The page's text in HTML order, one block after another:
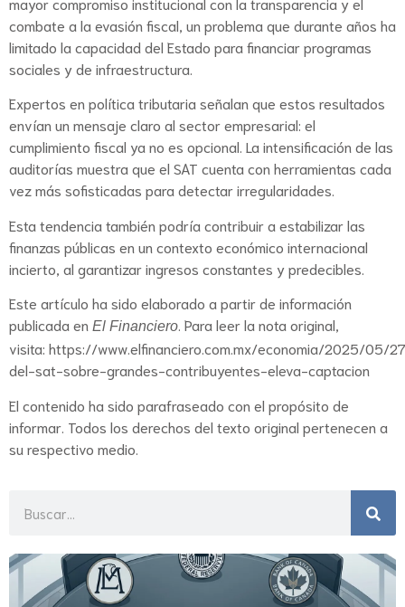
combate a la evasión fiscal, un problema que durante años ha
limitado la capacidad del Estado para financiar programas
sociales y de infraestructura.
Expertos en política tributaria señalan que estos resultados
envían un mensaje claro al sector empresarial: el
cumplimiento fiscal ya no es opcional. La intensificación de las
auditorías muestra que el SAT cuenta con herramientas cada
vez más sofisticadas para detectar irregularidades.
Esta tendencia también podría contribuir a estabilizar las
finanzas públicas en un contexto económico internacional
incierto, al garantizar ingresos constantes y predecibles.
Este artículo ha sido elaborado a partir de información
publicada en El Financiero. Para leer la nota original,
visita: https://www.elfinanciero.com.mx/economia/2025/05/
del-sat-sobre-grandes-contribuyentes-eleva-captacion
El contenido ha sido parafraseado con el propósito de
informar. Todos los derechos del texto original pertenecen a
su respectivo medio.